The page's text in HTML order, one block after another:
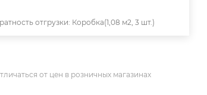
отгрузки: Коробка(1,08 м2, 3 шт.)
от цен в розничных магазинах